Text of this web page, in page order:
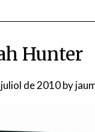
Hunter
de 2010by